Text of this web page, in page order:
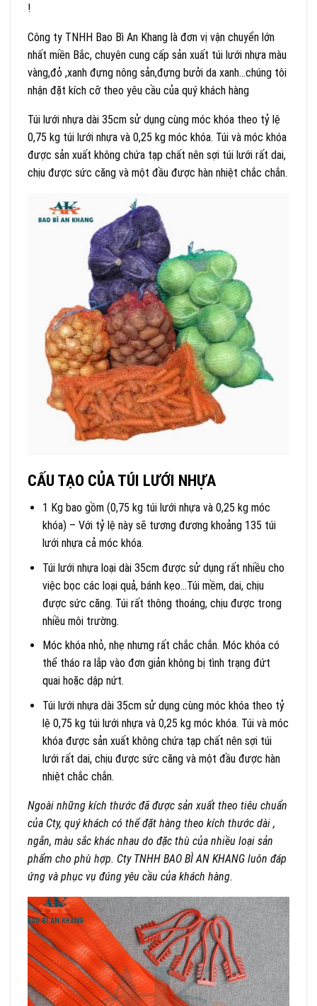
!
Công ty TNHH Bao Bì An Khang là đơn vị vận chuyển lớn
nhất miền Bắc, chuyên cung cấp sản xuất túi lưới nhựa màu
vàng,đỏ ,xanh đựng nông sản,đựng bưởi da xanh…chúng tôi
nhận đặt kích cỡ theo yêu cầu của quý khách hàng
Túi lưới nhựa dài 35cm sử dụng cùng móc khóa theo tỷ lệ
0,75 kg túi lưới nhựa và 0,25 kg móc khóa. Túi và móc khóa
được sản xuất không chứa tạp chất nên sợi túi lưới rất dai,
chịu được sức căng và một đầu được hàn nhiệt chắc chắn.
CẤU TẠO CỦA TÚI LƯỚI NHỰA
1 Kg bao gồm (0,75 kg túi lưới nhựa và 0,25 kg móc
khóa) – Với tỷ lệ này sẽ tương đương khoảng 135 túi
lưới nhựa cả móc khóa.
Túi lưới nhựa loại dài 35cm được sử dụng rất nhiều cho
việc bọc các loại quả, bánh kẹo…Túi mềm, dai, chịu
được sức căng. Túi rất thông thoáng, chịu được trong
nhiều môi trường.
Móc khóa nhỏ, nhẹ nhưng rất chắc chắn. Móc khóa có
thể tháo ra lắp vào đơn giản không bị tình trạng đứt
quai hoặc dập nứt.
Túi lưới nhựa dài 35cm sử dụng cùng móc khóa theo tỷ
lệ 0,75 kg túi lưới nhựa và 0,25 kg móc khóa. Túi và móc
khóa được sản xuất không chứa tạp chất nên sợi túi
lưới rất dai, chịu được sức căng và một đầu được hàn
nhiệt chắc chắn.
Ngoài những kích thước đã được sản xuất theo tiêu chuẩn
của Cty, quý khách có thể đặt hàng theo kích thước dài ,
ngắn, màu sắc khác nhau do đặc thù của nhiều loại sản
phẩm cho phù hợp. Cty TNHH BAO BÌ AN KHANG luôn đáp
ứng và phục vụ đúng yêu cầu của khách hàng.